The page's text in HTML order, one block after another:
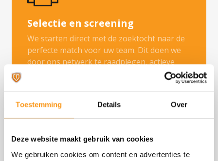
Toestemming Details Over
Deze website maakt gebruik van cookies
We gebruiken cookies om content en advertenties te
Selectie en screening
We starten direct met de zoektocht naar de
perfecte match voor uw team. Dit doen we
door ons netwerk te raadplegen, actieve